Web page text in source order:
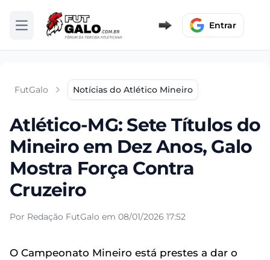
Abrir menu Entrar
FutGalo Notícias do Atlético Mineiro
Atlético-MG: Sete Títulos do
Mineiro em Dez Anos, Galo
Mostra Força Contra
Cruzeiro
Por Redação FutGalo em 08/01/2026 17:52
O Campeonato Mineiro está prestes a dar o